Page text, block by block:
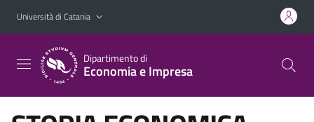
Vai al contenuto principale
Vai al menu di navigazione
Università di Catania
Dipartimento di
Economia e Impresa